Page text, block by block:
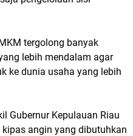
tergolong banyak
lebih mendalam agar
ke dunia usaha yang lebih
Gubernur Kepulauan Riau
angin yang dibutuhkan